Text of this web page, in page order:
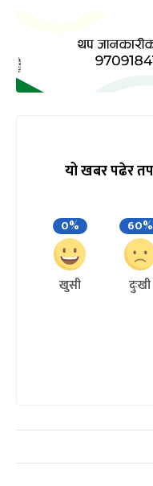
यो खबर पढेर
0%
खुसी
60%
दुःखी